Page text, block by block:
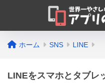
ホーム SNS LINE
LINEをスマホとタブレ